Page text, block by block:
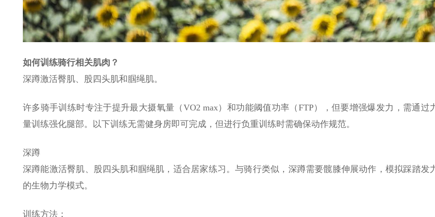
如何训练骑行相关肌肉？
深蹲激活臀肌、股四头肌和腘绳肌。
许多骑手训练时专注于提升最大摄氧量（VO2 max）和功能阈值功率（FTP），但要增强爆发力，需通过
量训练强化腿部。以下训练无需健身房即可完成，但进行负重训练时需确保动作规范。
深蹲
深蹲能激活臀肌、股四头肌和腘绳肌，适合居家练习。与骑行类似，深蹲需要髋膝伸展动作，模拟踩踏发
的生物力学模式。
训练方法：